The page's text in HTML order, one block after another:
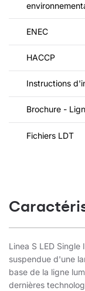
ENEC
HACCP
Instructions
Brochure -
Fichiers LDT
Linea S LED
suspendue d'une
base de la ligne
dernières